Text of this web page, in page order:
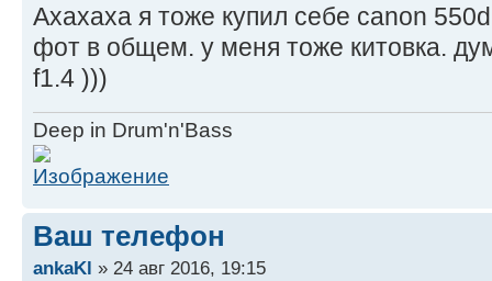
Ахахаха я тоже купил себе canon
фот в общем. у меня тоже китовка.
f1.4 )))
Deep in Drum'n'Bass
Ваш телефон
ankaKl » 24 авг 2016, 19:15